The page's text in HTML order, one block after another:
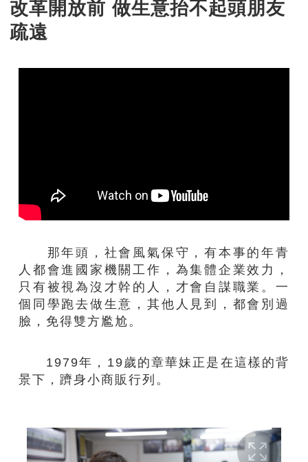
改革開放前 做生意抬不起頭朋友
疏遠
那年頭，社會風氣保守，有本事的年青
人都會進國家機關工作，為集體企業效力，
只有被視為沒才幹的人，才會自謀職業。一
個同學跑去做生意，其他人見到，都會別過
臉，免得雙方尷尬。
1979年，19歲的章華妹正是在這樣的背
景下，躋身小商販行列。